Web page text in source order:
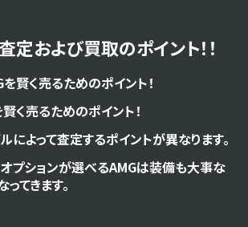
および買取のポイント！！
賢く売るためのポイント！
く売るためのポイント！
によって査定するポイントが異なります。
プションが選べるAMGは装備も大事な
てきます。